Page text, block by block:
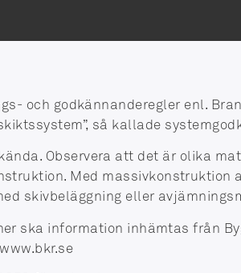
och godkännanderegler enl.
så kallade
Observera att det är olika
Med massivkonstruktion
skivbeläggning eller
ska information inhämtas från